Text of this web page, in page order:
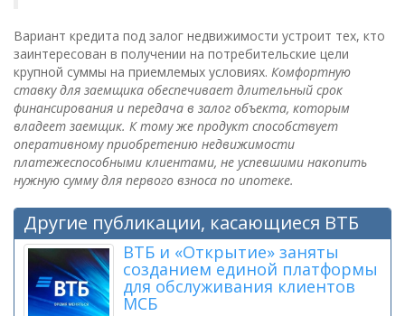
Вариант кредита под залог недвижимости устроит тех, кто
заинтересован в получении на потребительские цели
крупной суммы на приемлемых условиях. Комфортную
ставку для заемщика обеспечивает длительный срок
финансирования и передача в залог объекта, которым
владеет заемщик. К тому же продукт способствует
оперативному приобретению недвижимости
платежеспособными клиентами, не успевшими накопить
нужную сумму для первого взноса по ипотеке.
Другие публикации, касающиеся ВТБ
ВТБ и «Открытие» заняты
созданием единой платформы
для обслуживания клиентов
МСБ